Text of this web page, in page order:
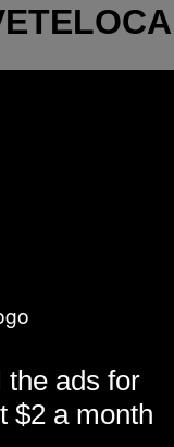
acaban de firmar
surfeando
que
the ads for
$2 a month